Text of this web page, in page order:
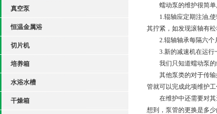
真空泵
恒温金属浴
切片机
培养箱
水浴水槽
干燥箱
蠕动泵的维护很简单,
1.辊轴应定期注油,使
其拧紧，如发现滚轴有
2.辊轴轴承每隔六个
3.新的减速机在运行
我们只知道蠕动泵的
其他泵类的对于传输
管就可以完成此项维护
在维护中还需要对其
想到，泵管的更换是多